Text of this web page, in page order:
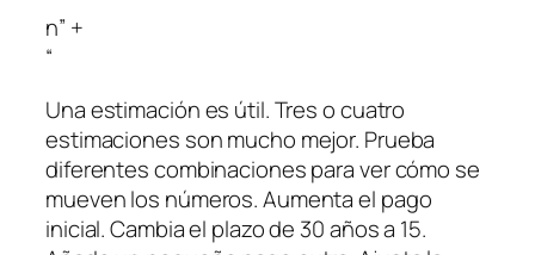
n” +
“
Una estimación es útil. Tres o cuatro
estimaciones son mucho mejor. Prueba
diferentes combinaciones para ver cómo se
mueven los números. Aumenta el pago
inicial. Cambia el plazo de 30 años a 15.